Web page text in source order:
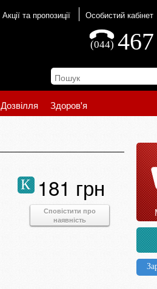
Акції та пропозиції Особистий кабінет
(044)
Дозвілля Здоров'я
181 грн
К
Сповістити про
наявність